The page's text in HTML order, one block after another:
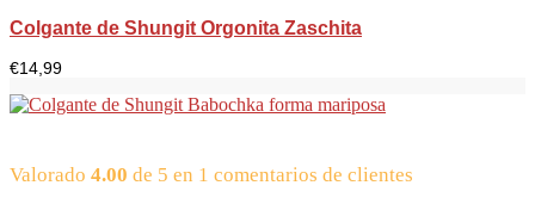
Colgante de Shungit Orgonita Zaschita
€14,99
Valorado 4.00 de 5 en 1 comentarios de clientes